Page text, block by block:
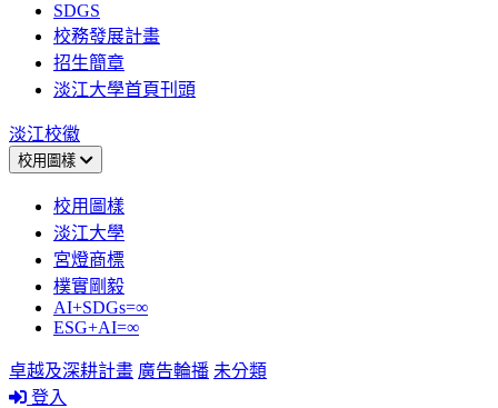
SDGS
校務發展計畫
招生簡章
淡江大學首頁刊頭
淡江校徽
校用圖樣
校用圖樣
淡江大學
宮燈商標
樸實剛毅
AI+SDGs=∞
ESG+AI=∞
卓越及深耕計畫 廣告輪播 未分類
登入